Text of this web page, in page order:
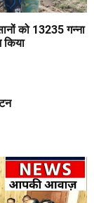
को 13235 गन्ना
किया